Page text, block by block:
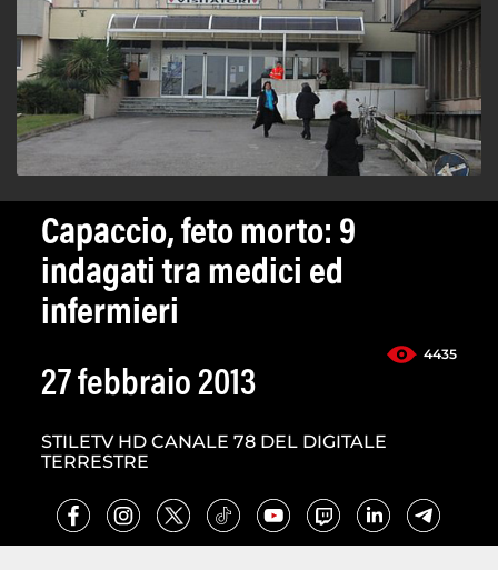
Capaccio, feto morto: 9
indagati tra medici ed
infermieri
4435
27 febbraio 2013
STILETV HD CANALE 78 DEL DIGITALE
TERRESTRE